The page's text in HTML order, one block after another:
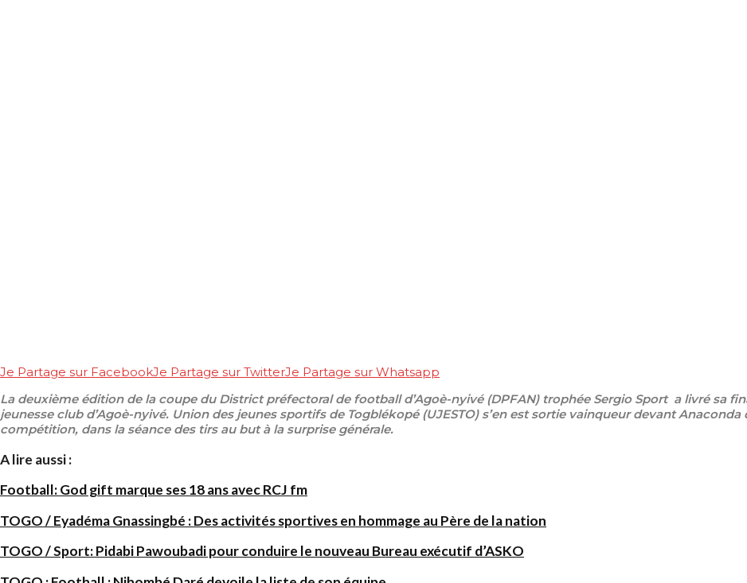
Je Partage sur FacebookJe Partage sur TwitterJe Partage sur Whatsapp
La deuxième édition de la coupe du District préfectoral de football d’Agoè-nyivé (DPFAN) trophée Sergio Sport a livré sa
jeunesse club d’Agoè-nyivé. Union des jeunes sportifs de Togblékopé (UJESTO) s’en est sortie vainqueur devant
compétition, dans la séance des tirs au but à la surprise générale.
A lire aussi :
Football: God gift marque ses 18 ans avec RCJ fm
TOGO / Eyadéma Gnassingbé : Des activités sportives en hommage au Père de la nation
TOGO / Sport: Pidabi Pawoubadi pour conduire le nouveau Bureau exécutif d’ASKO